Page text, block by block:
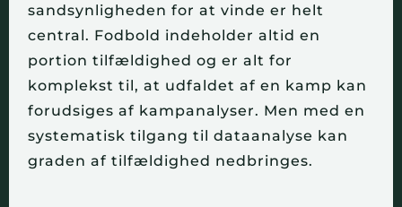
sandsynligheden for at vinde er helt
central. Fodbold indeholder altid en
portion tilfældighed og er alt for
komplekst til, at udfaldet af en kamp kan
forudsiges af kampanalyser. Men med en
systematisk tilgang til dataanalyse kan
graden af tilfældighed nedbringes.